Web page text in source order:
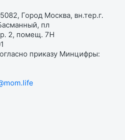
Город Москва, вн.тер.г.
пл
2, помещ. 7Н
приказу Минцифры: